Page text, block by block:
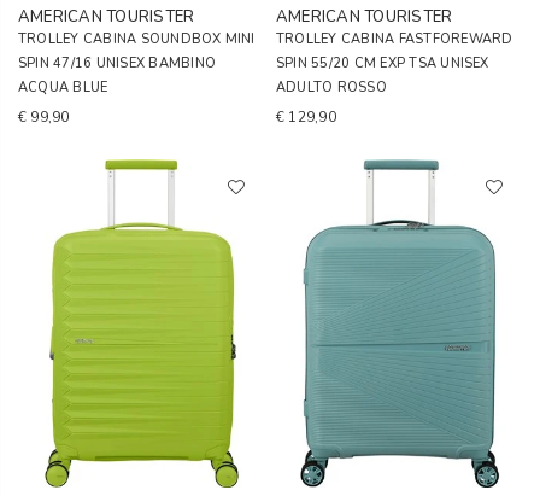
AMERICAN TOURISTER
TROLLEY CABINA SOUNDBOX MINI
SPIN 47/16 UNISEX BAMBINO
ACQUA BLUE
€ 99,90
AMERICAN TOURISTER
TROLLEY CABINA FASTFOREWARD
SPIN 55/20 CM EXP TSA UNISEX
ADULTO ROSSO
€ 129,90